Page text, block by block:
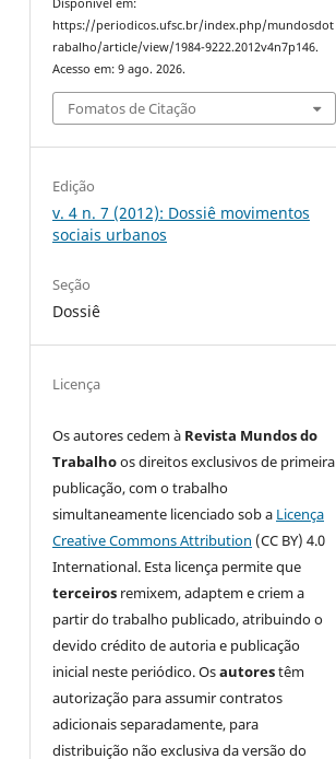
Disponível em:
https://periodicos.ufsc.br/index.php/mundosdot
rabalho/article/view/1984-9222.2012v4n7p146.
Acesso em: 9 ago. 2026.
Fomatos de Citação
Edição
v. 4 n. 7 (2012): Dossiê movimentos
sociais urbanos
Seção
Dossiê
Licença
Os autores cedem à Revista Mundos do
Trabalhoos direitos exclusivos de primeira
publicação, com o trabalho
simultaneamente licenciado sob a Licença
Creative Commons Attribution (CC BY) 4.0
International. Esta licença permite que
terceiros remixem, adaptem e criem a
partir do trabalho publicado, atribuindo o
devido crédito de autoria e publicação
inicial neste periódico. Osautorestêm
autorização para assumir contratos
adicionais separadamente, para
distribuição não exclusiva da versão do